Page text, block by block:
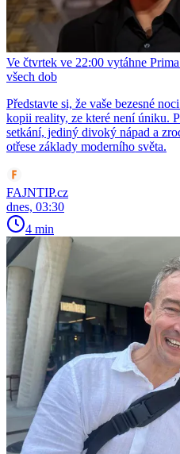
Ve čtvrtek ve 22:00 vytáhne
všech dob
Představte si, že vaše bezesné
kopii reality, ze které není úniku.
setkání, jediný divoký nápad a
otřese základy moderního světa.
FAJNTIP.cz
dnes, 03:30
4 min